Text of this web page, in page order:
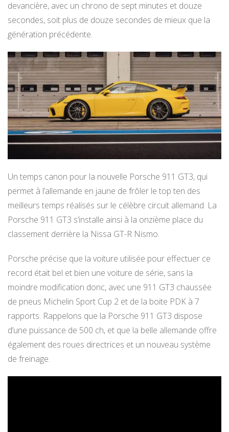
devancière, avec un chrono de sept minutes et douze
secondes, soit plus de douze secondes de mieux que la
génération précédente.
Un temps canon pour la nouvelle Porsche 911 GT3, qui
permet à l’allemande en jaune de frôler le top ten des
meilleurs temps réalisés sur le célèbre circuit allemand. La
Porsche 911 GT3 s’installe ainsi à la onzième place du
classement derrière la Nissa GT-R Nismo.
Porsche précise que la voiture utilisée pour effectuer ce
record était bel et bien une voiture de série, sans la
moindre modification donc, avec une 911 GT3 chaussée
de pneus Michelin Sport Cup 2 et de la boite PDK à 7
rapports. Rappelons que la Porsche 911 GT3 dispose
d’une puissance de 500 ch, et que la belle allemande offre
également des roues directrices et un nouveau système
de freinage.